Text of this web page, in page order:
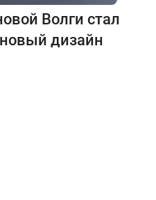
Волги стал
дизайн